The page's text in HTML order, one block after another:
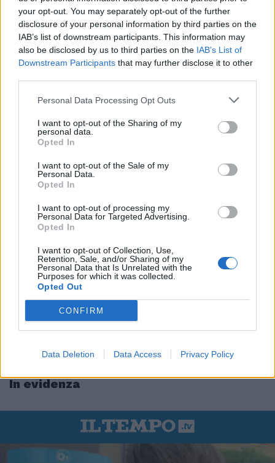
your opt-out. You may separately opt-out of the further
disclosure of your personal information by third parties on the
IAB’s list of downstream participants. This information may
also be disclosed by us to third parties on the IAB’s List of
Downstream Participants that may further disclose it to other
Personal Data Processing Opt Outs
I want to opt-out of the Sharing of my
personal data.
Opted In
I want to opt-out of the Sale of my
Personal Data.
Opted In
I want to opt-out of processing my
Personal Data for Targeted Advertising.
Opted In
I want to opt-out of Collection, Use,
Retention, Sale, and/or Sharing of my
Personal Data that Is Unrelated with the
Purposes for which it was collected.
Opted Out
CONFIRM
Data Deletion Data Access Privacy Policy
In evidenza